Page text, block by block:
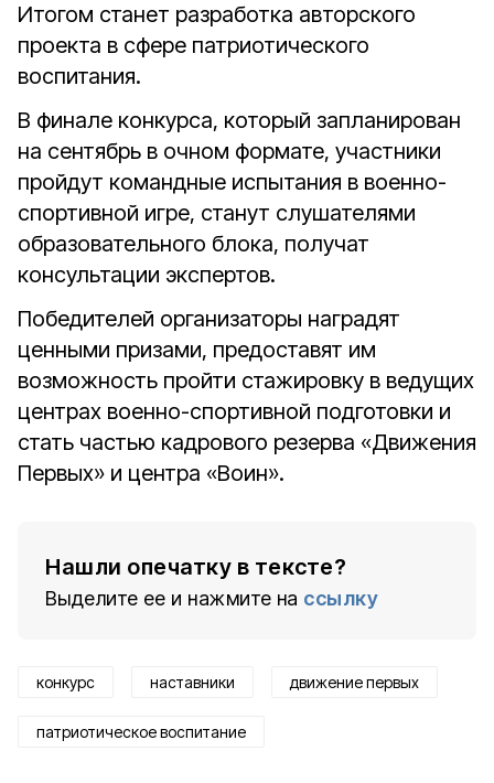
Итогом станет разработка авторского
проекта в сфере патриотического
воспитания.
В финале конкурса, который запланирован
на сентябрь в очном формате, участники
пройдут командные испытания в военно-
спортивной игре, станут слушателями
образовательного блока, получат
консультации экспертов.
Победителей организаторы наградят
ценными призами, предоставят им
возможность пройти стажировку в ведущих
центрах военно-спортивной подготовки и
стать частью кадрового резерва «Движения
Первых» и центра «Воин».
Нашли опечатку в тексте?
Выделите ее и нажмите на ссылку
конкурс наставники движение первых
патриотическое воспитание